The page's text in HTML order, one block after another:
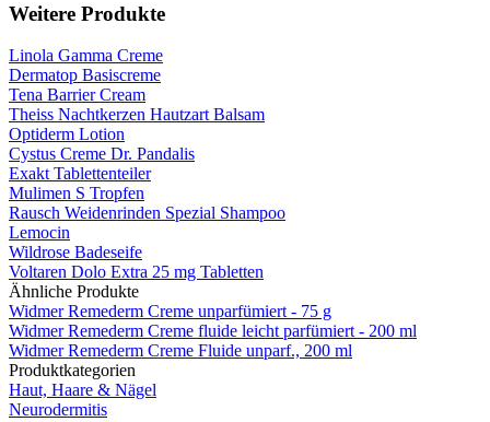
Weitere Produkte
Linola Gamma Creme
Dermatop Basiscreme
Tena Barrier Cream
Theiss Nachtkerzen Hautzart Balsam
Optiderm Lotion
Cystus Creme Dr. Pandalis
Exakt Tablettenteiler
Mulimen S Tropfen
Rausch Weidenrinden Spezial Shampoo
Lemocin
Wildrose Badeseife
Voltaren Dolo Extra 25 mg Tabletten
Ähnliche Produkte
Widmer Remederm Creme unparfümiert - 75 g
Widmer Remederm Creme fluide leicht parfümiert - 200 ml
Widmer Remederm Creme Fluide unparf., 200 ml
Produktkategorien
Haut, Haare & Nägel
Neurodermitis